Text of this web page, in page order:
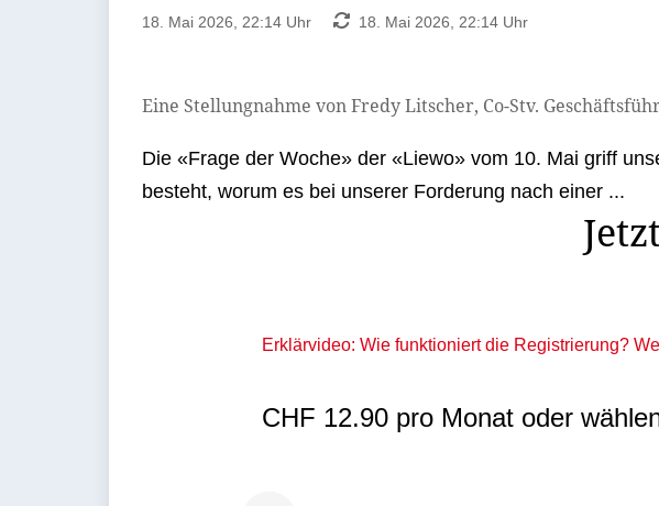
18. Mai 2026, 22:14 Uhr 18. Mai 2026, 22:14 Uhr
Eine Stellungnahme von Fredy Litscher, Co-Stv.
Die «Frage der Woche» der «Liewo» vom 10. Mai griff
besteht, worum es bei unserer Forderung nach einer ...
Erklärvideo: Wie funktioniert die Registrierung?
CHF 12.90 pro Monat oder